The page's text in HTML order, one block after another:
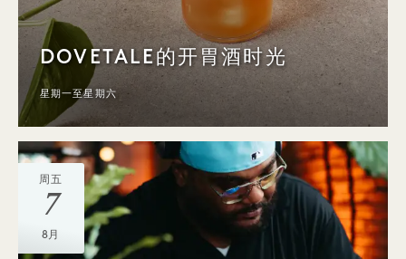
DOVETALE的开胃酒时光
星期一至星期六
周五
7
8月